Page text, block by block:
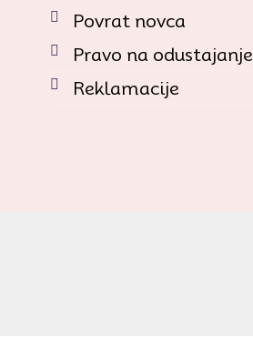
Povrat novca
Pravo na odustajanje
Reklamacije